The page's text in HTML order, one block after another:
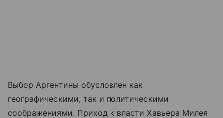
Выбор Аргентины обусловлен как
географическими, так и политическими
соображениями. Приход к власти Хавьера Милея